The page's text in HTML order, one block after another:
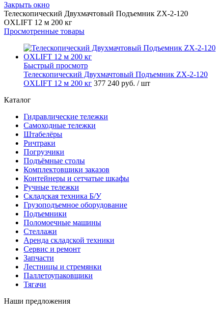
Закрыть окно
Телескопический Двухмачтовый Подъемник ZX-2-120
OXLIFT 12 м 200 кг
Просмотренные товары
Быстрый просмотр
Телескопический Двухмачтовый Подъемник ZX-2-120
OXLIFT 12 м 200 кг 377 240 руб. / шт
Каталог
Гидравлические тележки
Самоходные тележки
Штабелёры
Ричтраки
Погрузчики
Подъёмные столы
Комплектовщики заказов
Контейнеры и сетчатые шкафы
Ручные тележки
Складская техника Б/У
Грузоподъемное оборудование
Подъемники
Поломоечные машины
Стеллажи
Аренда складской техники
Сервис и ремонт
Запчасти
Лестницы и стремянки
Паллетоупаковщики
Тягачи
Наши предложения